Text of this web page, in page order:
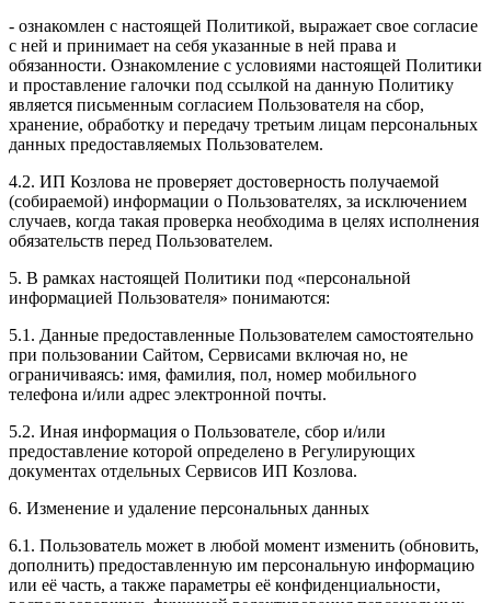
- ознакомлен с настоящей Политикой, выражает свое согласие
с ней и принимает на себя указанные в ней права и
обязанности. Ознакомление с условиями настоящей Политики
и проставление галочки под ссылкой на данную Политику
является письменным согласием Пользователя на сбор,
хранение, обработку и передачу третьим лицам персональных
данных предоставляемых Пользователем.
4.2. ИП Козлова не проверяет достоверность получаемой
(собираемой) информации о Пользователях, за исключением
случаев, когда такая проверка необходима в целях исполнения
обязательств перед Пользователем.
5. В рамках настоящей Политики под «персональной
информацией Пользователя» понимаются:
5.1. Данные предоставленные Пользователем самостоятельно
при пользовании Сайтом, Сервисами включая но, не
ограничиваясь: имя, фамилия, пол, номер мобильного
телефона и/или адрес электронной почты.
5.2. Иная информация о Пользователе, сбор и/или
предоставление которой определено в Регулирующих
документах отдельных Сервисов ИП Козлова.
6. Изменение и удаление персональных данных
6.1. Пользователь может в любой момент изменить (обновить,
дополнить) предоставленную им персональную информацию
или её часть, а также параметры её конфиденциальности,